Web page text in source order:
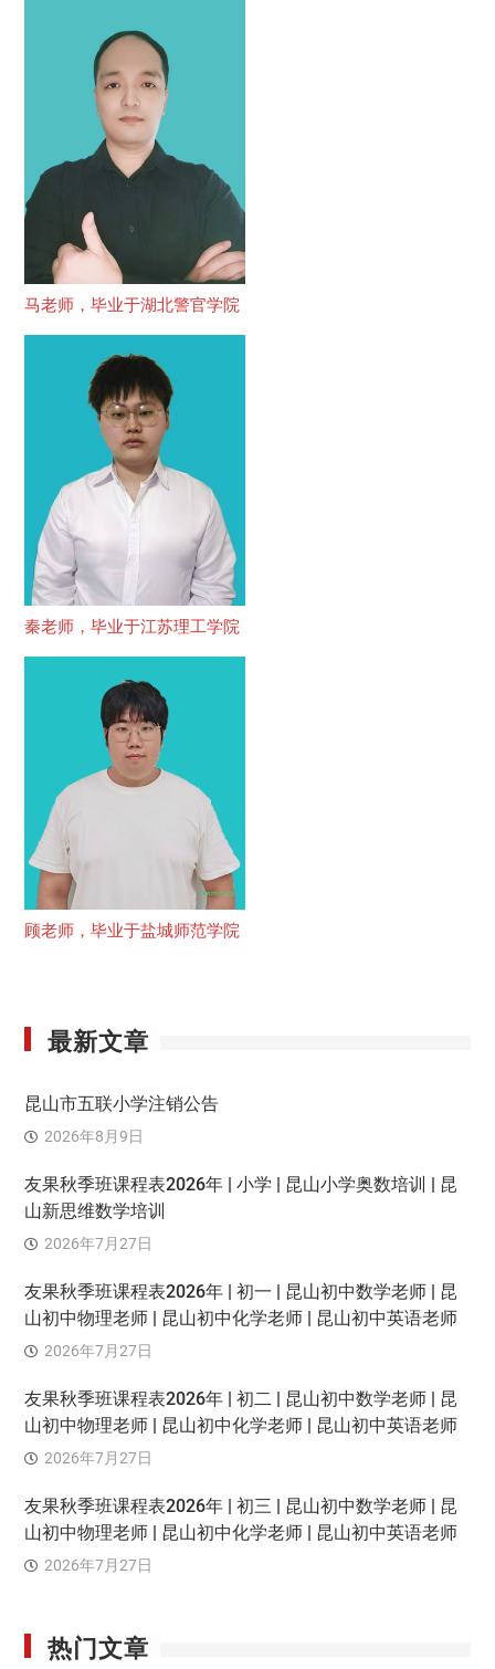
马老师，毕业于湖北警官学院
秦老师，毕业于江苏理工学院
顾老师，毕业于盐城师范学院
最新文章
昆山市五联小学注销公告
2026年8月9日
友果秋季班课程表2026年 | 小学 | 昆山小学奥数培训 | 昆
山新思维数学培训
2026年7月27日
友果秋季班课程表2026年 | 初一 | 昆山初中数学老师 | 昆
山初中物理老师 | 昆山初中化学老师 | 昆山初中英语老师
2026年7月27日
友果秋季班课程表2026年 | 初二 | 昆山初中数学老师 | 昆
山初中物理老师 | 昆山初中化学老师 | 昆山初中英语老师
2026年7月27日
友果秋季班课程表2026年 | 初三 | 昆山初中数学老师 | 昆
山初中物理老师 | 昆山初中化学老师 | 昆山初中英语老师
2026年7月27日
热门文章